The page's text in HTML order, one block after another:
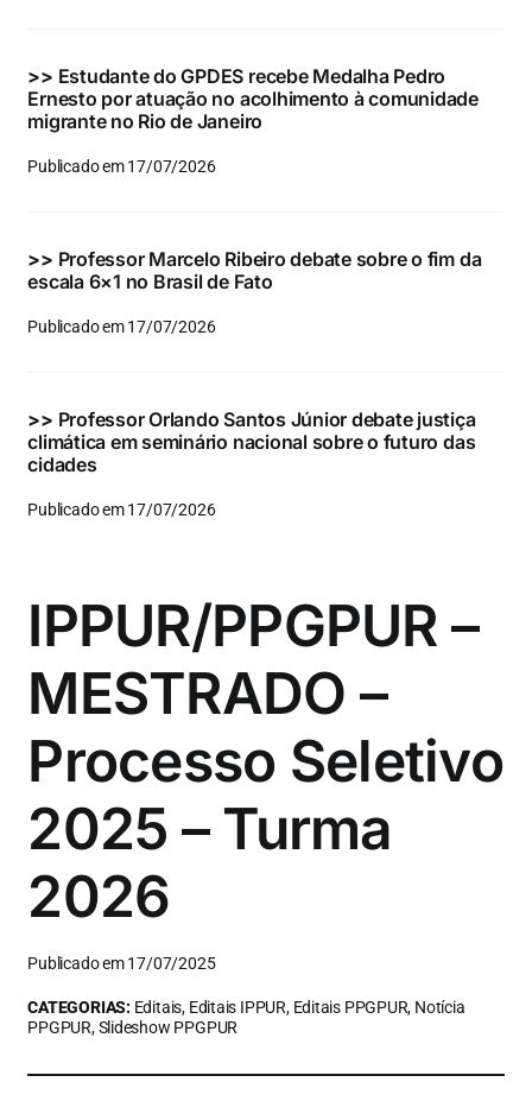
>> Estudante do GPDES recebe Medalha Pedro
Ernesto por atuação no acolhimento à comunidade
migrante no Rio de Janeiro
Publicado em 17/07/2026
>> Professor Marcelo Ribeiro debate sobre o fim da
escala 6×1 no Brasil de Fato
Publicado em 17/07/2026
>> Professor Orlando Santos Júnior debate justiça
climática em seminário nacional sobre o futuro das
cidades
Publicado em 17/07/2026
IPPUR/PPGPUR –
MESTRADO –
Processo Seletivo
2025 – Turma
2026
Publicado em 17/07/2025
CATEGORIAS: Editais, Editais IPPUR, Editais PPGPUR, Notícia
PPGPUR, Slideshow PPGPUR